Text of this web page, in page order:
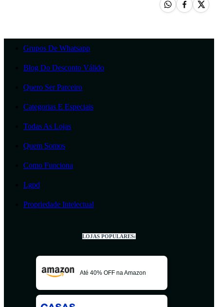
Grupos De Whatsapp
Blog Do Desconto Válido
Quero Ser Parceiro
Categorias E Especiais
Todas As Lojas
Quem Somos
Como Funciona
Lgpd
Propriedade Intelectual
LOJAS POPULARES:
Até 40% OFF na Amazon